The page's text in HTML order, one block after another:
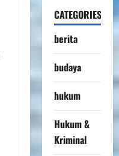
CATEGORIES
berita
budaya
hukum
Hukum &
Kriminal